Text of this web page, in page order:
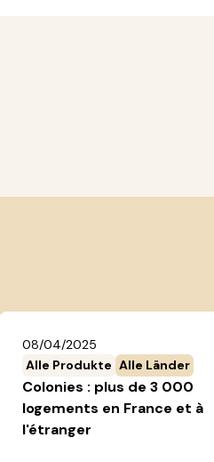
08/04/2025
Alle Produkte Alle Länder
Colonies : plus de 3 000
logements en France et à
l'étranger